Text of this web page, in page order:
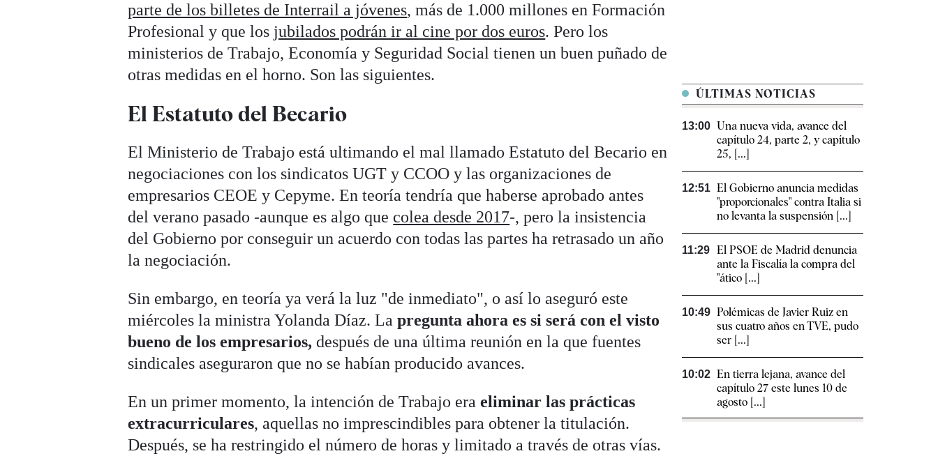
parte de los billetes de Interrail a jóvenes, más de 1.000 millones en Formación
Profesional y que los jubilados podrán ir al cine por dos euros. Pero los
ministerios de Trabajo, Economía y Seguridad Social tienen un buen puñado de
otras medidas en el horno. Son las siguientes.
El Estatuto del Becario
El Ministerio de Trabajo está ultimando el mal llamado Estatuto del Becario en
negociaciones con los sindicatos UGT y CCOO y las organizaciones de
empresarios CEOE y Cepyme. En teoría tendría que haberse aprobado antes
del verano pasado -aunque es algo que colea desde 2017-, pero la insistencia
del Gobierno por conseguir un acuerdo con todas las partes ha retrasado un año
la negociación.
Sin embargo, en teoría ya verá la luz "de inmediato", o así lo aseguró este
miércoles la ministra Yolanda Díaz. Lapregunta ahora es si será con el visto
bueno de los empresarios,después de una última reunión en la que fuentes
sindicales aseguraron que no se habían producido avances.
En un primer momento, la intención de Trabajo eraeliminar las prácticas
extracurriculares, aquellas no imprescindibles para obtener la titulación.
Después, se ha restringido el número de horas y limitado a través de otras vías.
ÚLTIMAS NOTICIAS
13:00 Una nueva vida, avance del
capítulo 24, parte 2, y capítulo
25, [...]
12:51 El Gobierno anuncia medidas
"proporcionales" contra Italia si
no levanta la suspensión [...]
11:29 El PSOE de Madrid denuncia
ante la Fiscalía la compra del
"ático [...]
10:49 Polémicas de Javier Ruiz en
sus cuatro años en TVE, pudo
ser [...]
10:02 En tierra lejana, avance del
capítulo 27 este lunes 10 de
agosto [...]